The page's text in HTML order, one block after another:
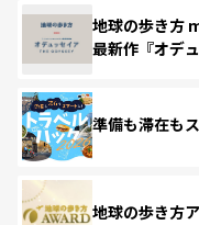
地球の歩き方
最新作『オデ
準備も滞在も
地球の歩き方